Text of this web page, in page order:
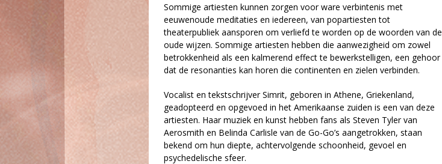
Sommige artiesten kunnen zorgen voor ware verbintenis met
eeuwenoude meditaties en iedereen, van popartiesten tot
theaterpubliek aansporen om verliefd te worden op de woorden van de
oude wijzen. Sommige artiesten hebben die aanwezigheid om zowel
betrokkenheid als een kalmerend effect te bewerkstelligen, een gehoor
dat de resonanties kan horen die continenten en zielen verbinden.
Vocalist en tekstschrijver Simrit, geboren in Athene, Griekenland,
geadopteerd en opgevoed in het Amerikaanse zuiden is een van deze
artiesten. Haar muziek en kunst hebben fans als Steven Tyler van
Aerosmith en Belinda Carlisle van de Go-Go’s aangetrokken, staan
bekend om hun diepte, achtervolgende schoonheid, gevoel en
psychedelische sfeer.